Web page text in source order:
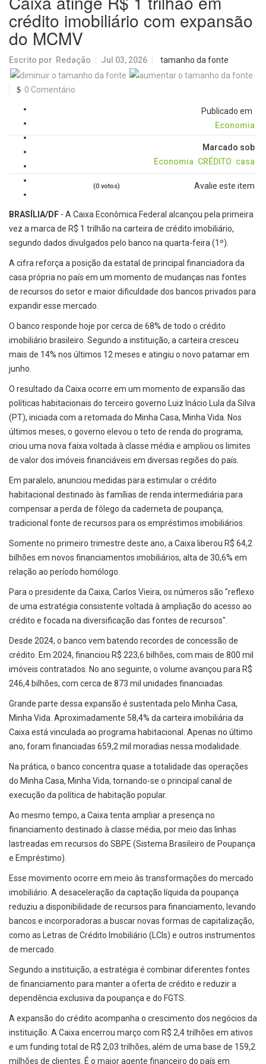
crédito imobiliário com expansão
do MCMV
Escrito por Redação Jul 03, 2026 tamanho da fonte
0 Comentário
Publicado em
Economia
Marcado sob
Economia CRÉDITO casa
Avalie este item
(0 votos)
BRASÍLIA/DF - A Caixa Econômica Federal alcançou pela primeira
vez a marca de R$ 1 trilhão na carteira de crédito imobiliário,
segundo dados divulgados pelo banco na quarta-feira (1º).
A cifra reforça a posição da estatal de principal financiadora da
casa própria no país em um momento de mudanças nas fontes
de recursos do setor e maior dificuldade dos bancos privados para
expandir esse mercado.
O banco responde hoje por cerca de 68% de todo o crédito
imobiliário brasileiro. Segundo a instituição, a carteira cresceu
mais de 14% nos últimos 12 meses e atingiu o novo patamar em
junho.
O resultado da Caixa ocorre em um momento de expansão das
políticas habitacionais do terceiro governo Luiz Inácio Lula da Silva
(PT), iniciada com a retomada do Minha Casa, Minha Vida. Nos
últimos meses, o governo elevou o teto de renda do programa,
criou uma nova faixa voltada à classe média e ampliou os limites
de valor dos imóveis financiáveis em diversas regiões do país.
Em paralelo, anunciou medidas para estimular o crédito
habitacional destinado às famílias de renda intermediária para
compensar a perda de fôlego da caderneta de poupança,
tradicional fonte de recursos para os empréstimos imobiliários.
Somente no primeiro trimestre deste ano, a Caixa liberou R$ 64,2
bilhões em novos financiamentos imobiliários, alta de 30,6% em
relação ao período homólogo.
Para o presidente da Caixa, Carlos Vieira, os números são "reflexo
de uma estratégia consistente voltada à ampliação do acesso ao
crédito e focada na diversificação das fontes de recursos".
Desde 2024, o banco vem batendo recordes de concessão de
crédito. Em 2024, financiou R$ 223,6 bilhões, com mais de 800 mil
imóveis contratados. No ano seguinte, o volume avançou para R$
246,4 bilhões, com cerca de 873 mil unidades financiadas.
Grande parte dessa expansão é sustentada pelo Minha Casa,
Minha Vida. Aproximadamente 58,4% da carteira imobiliária da
Caixa está vinculada ao programa habitacional. Apenas no último
ano, foram financiadas 659,2 mil moradias nessa modalidade.
Na prática, o banco concentra quase a totalidade das operações
do Minha Casa, Minha Vida, tornando-se o principal canal de
execução da política de habitação popular.
Ao mesmo tempo, a Caixa tenta ampliar a presença no
financiamento destinado à classe média, por meio das linhas
lastreadas em recursos do SBPE (Sistema Brasileiro de Poupança
e Empréstimo).
Esse movimento ocorre em meio às transformações do mercado
imobiliário. A desaceleração da captação líquida da poupança
reduziu a disponibilidade de recursos para financiamento, levando
bancos e incorporadoras a buscar novas formas de capitalização,
como as Letras de Crédito Imobiliário (LCIs) e outros instrumentos
de mercado.
Segundo a instituição, a estratégia é combinar diferentes fontes
de financiamento para manter a oferta de crédito e reduzir a
dependência exclusiva da poupança e do FGTS.
A expansão do crédito acompanha o crescimento dos negócios da
instituição. A Caixa encerrou março com R$ 2,4 trilhões em ativos
e um funding total de R$ 2,03 trilhões, além de uma base de 159,2
milhões de clientes. É o maior agente financeiro do país em